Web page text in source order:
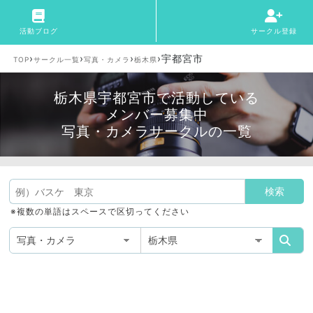
活動ブログ サークル登録
TOP›サークル一覧 ›写真・カメラ ›栃木県›宇都宮市
栃木県宇都宮市で活動している
メンバー募集中
写真・カメラサークルの一覧
※複数の単語はスペースで区切ってください